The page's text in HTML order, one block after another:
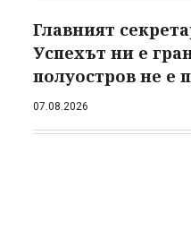
Главният
Успехът ни е
полуостров не е
07.08.2026